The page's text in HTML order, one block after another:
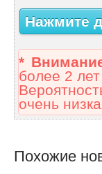
Нажмите
*
более 2
очень
Похожие